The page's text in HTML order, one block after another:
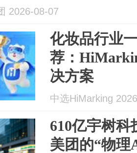
2026-08-07
化妆品行业
荐：
决方案
中选HiMarking
610亿宇树
美团的“物理